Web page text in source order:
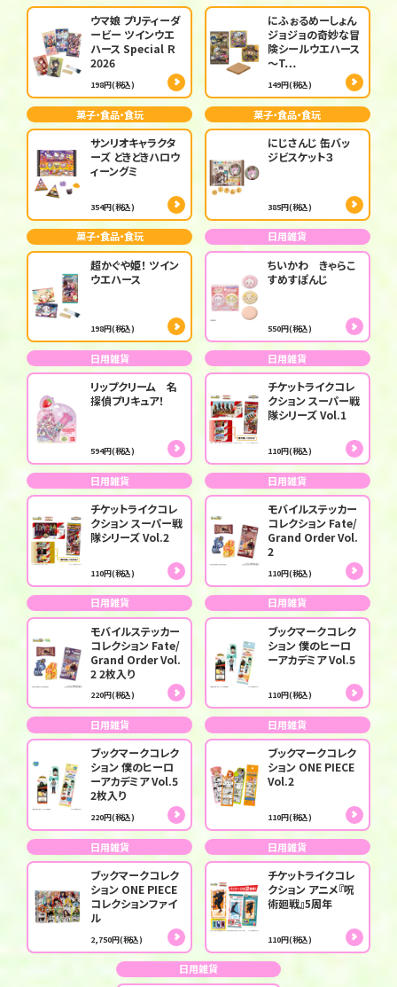
ウマ娘 プリティーダ
ービー ツインウエ
ハース Special Ｒ
2026
198円(税込)
にふぉるめーしょん
ジョジョの奇妙な冒
険シールウエハース
～T…
149円(税込)
菓子・食品・食玩
サンリオキャラクタ
ーズ どきどきハロウ
ィーングミ
354円(税込)
菓子・食品・食玩
にじさんじ 缶バッ
ジビスケット３
385円(税込)
菓子・食品・食玩
超かぐや姫！ ツイン
ウエハース
198円(税込)
日用雑貨
ちいかわ きゃらこ
すめすぽんじ
550円(税込)
日用雑貨
リップクリーム 名
探偵プリキュア！
594円(税込)
日用雑貨
チケットライクコレ
クション スーパー戦
隊シリーズ Vol.1
110円(税込)
日用雑貨
チケットライクコレ
クション スーパー戦
隊シリーズ Vol.2
110円(税込)
日用雑貨
モバイルステッカー
コレクション Fate/
Grand Order Vol.
2
110円(税込)
日用雑貨
モバイルステッカー
コレクション Fate/
Grand Order Vol.
2 2枚入り
220円(税込)
日用雑貨
ブックマークコレク
ション 僕のヒーロ
ーアカデミア Vol.5
110円(税込)
日用雑貨
ブックマークコレク
ション 僕のヒーロ
ーアカデミア Vol.5
2枚入り
220円(税込)
日用雑貨
ブックマークコレク
ション ONE PIECE
Vol.2
110円(税込)
日用雑貨
ブックマークコレク
ション ONE PIECE
コレクションファイ
ル
2,750円(税込)
日用雑貨
チケットライクコレ
クション アニメ『呪
術廻戦』5周年
110円(税込)
日用雑貨